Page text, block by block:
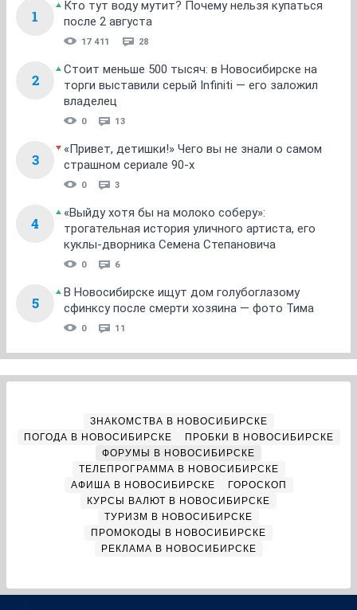
1
Кто тут воду мутит? Почему нельзя купаться
после 2 августа
17 411 28
2
Стоит меньше 500 тысяч: в Новосибирске на
торги выставили серый Infiniti — его заложил
владелец
0 13
3
«Привет, детишки!» Чего вы не знали о самом
страшном сериале 90-х
0 3
4
«Выйду хотя бы на молоко соберу»:
трогательная история уличного артиста, его
куклы-дворника Семена Степановича
0 6
5
В Новосибирске ищут дом голубоглазому
сфинксу после смерти хозяина — фото Тима
0 11
ЗНАКОМСТВА В НОВОСИБИРСКЕ
ПОГОДА В НОВОСИБИРСКЕ
ПРОБКИ В НОВОСИБИРСКЕ
ФОРУМЫ В НОВОСИБИРСКЕ
ТЕЛЕПРОГРАММА В НОВОСИБИРСКЕ
АФИША В НОВОСИБИРСКЕ
ГОРОСКОП
КУРСЫ ВАЛЮТ В НОВОСИБИРСКЕ
ТУРИЗМ В НОВОСИБИРСКЕ
ПРОМОКОДЫ В НОВОСИБИРСКЕ
РЕКЛАМА В НОВОСИБИРСКЕ